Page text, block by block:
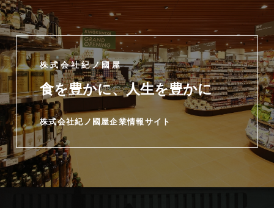
株式会社紀ノ國屋
食を豊かに、人生を豊かに
株式会社紀ノ國屋企業情報サイト